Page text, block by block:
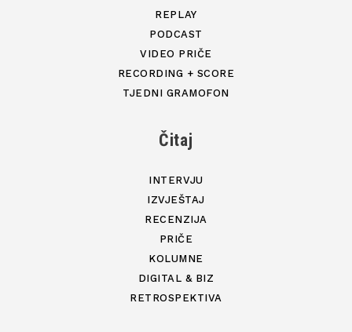
REPLAY
PODCAST
VIDEO PRIČE
RECORDING + SCORE
TJEDNI GRAMOFON
Čitaj
INTERVJU
IZVJEŠTAJ
RECENZIJA
PRIČE
KOLUMNE
DIGITAL & BIZ
RETROSPEKTIVA